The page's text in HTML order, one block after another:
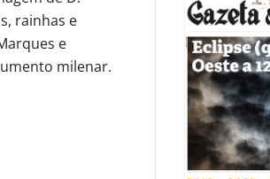
rainhas e
e
milenar.